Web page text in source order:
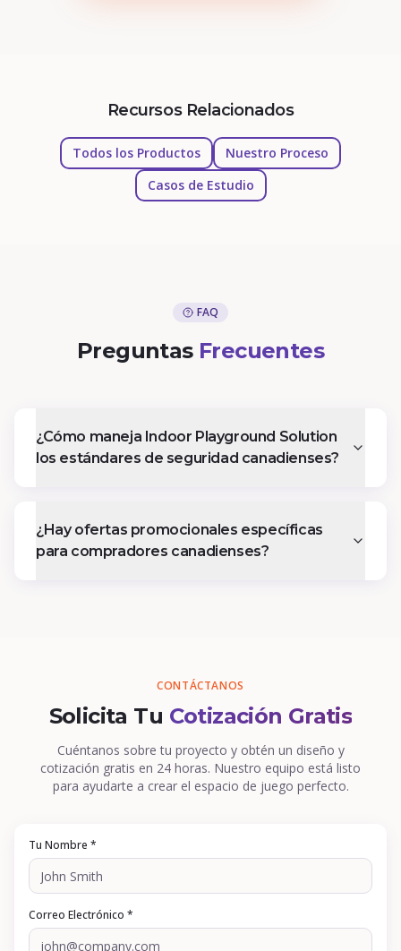
Recursos Relacionados
Todos los Productos
Nuestro Proceso
Casos de Estudio
FAQ
Preguntas Frecuentes
¿Cómo maneja Indoor Playground Solution
los estándares de seguridad canadienses?
¿Hay ofertas promocionales específicas
para compradores canadienses?
CONTÁCTANOS
Solicita Tu Cotización Gratis
Cuéntanos sobre tu proyecto y obtén un diseño y
cotización gratis en 24 horas. Nuestro equipo está listo
para ayudarte a crear el espacio de juego perfecto.
Tu Nombre *
Correo Electrónico *